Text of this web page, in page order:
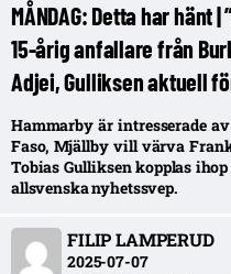
MÅNDAG: Detta har hänt
15-årig anfallare från
Adjei, Gulliksen aktuell
Hammarby är intresserade
Faso, Mjällby vill värva
Tobias Gulliksen kopplas
allsvenska nyhetssvep.
FILIP LAMPERUD
2025-07-07